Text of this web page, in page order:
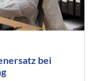
bei